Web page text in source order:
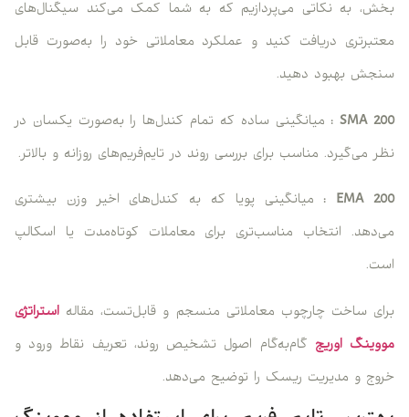
بخش، به نکاتی می‌پردازیم که به شما کمک می‌کند سیگنال‌های
معتبرتری دریافت کنید و عملکرد معاملاتی خود را به‌صورت قابل
سنجش بهبود دهید.
SMA 200 :
میانگینی ساده که تمام کندل‌ها را به‌صورت یکسان در
نظر می‌گیرد. مناسب برای بررسی روند در تایم‌فریم‌های روزانه و بالاتر.
EMA 200 :
میانگینی پویا که به کندل‌های اخیر وزن بیشتری
می‌دهد. انتخاب مناسب‌تری برای معاملات کوتاه‌مدت یا اسکالپ
است.
برای ساخت چارچوب معاملاتی منسجم و قابل‌تست، مقاله استراتژی
مووینگ اوریج گام‌به‌گام اصول تشخیص روند، تعریف نقاط ورود و
خروج و مدیریت ریسک را توضیح می‌دهد.